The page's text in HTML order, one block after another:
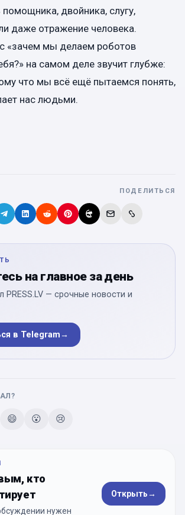
двойника, слугу,
даже отражение человека.
«зачем мы делаем роботов
на самом деле звучит глубже:
что мы всё ещё пытаемся понять,
нас людьми.
ПОДЕЛИТЬСЯ
на главное за день
PRESS.LV — срочные новости и
в Telegram→
😄 😮 😢
кто
нужен
Открыть→